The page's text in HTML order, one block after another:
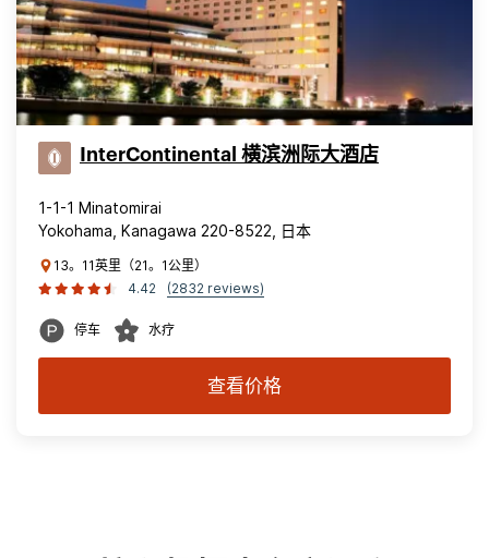
InterContinental 横滨洲际大酒店
1-1-1 Minatomirai
Yokohama, Kanagawa 220-8522, 日本
13。11英里（21。1公里）
4.42
(2832 reviews)
停车 水疗
查看价格